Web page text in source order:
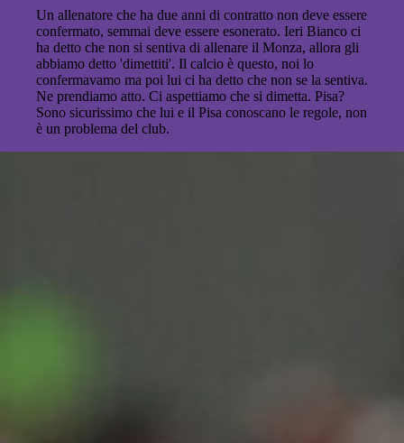
Un allenatore che ha due anni di contratto non deve essere
confermato, semmai deve essere esonerato. Ieri Bianco ci
ha detto che non si sentiva di allenare il Monza, allora gli
abbiamo detto 'dimettiti'. Il calcio è questo, noi lo
confermavamo ma poi lui ci ha detto che non se la sentiva.
Ne prendiamo atto. Ci aspettiamo che si dimetta. Pisa?
Sono sicurissimo che lui e il Pisa conoscano le regole, non
è un problema del club.